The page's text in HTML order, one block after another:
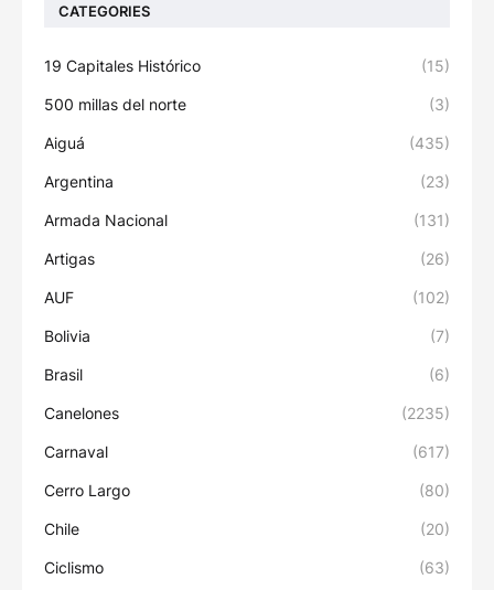
CATEGORIES
19 Capitales Histórico (15)
500 millas del norte (3)
Aiguá (435)
Argentina (23)
Armada Nacional (131)
Artigas (26)
AUF (102)
Bolivia (7)
Brasil (6)
Canelones (2235)
Carnaval (617)
Cerro Largo (80)
Chile (20)
Ciclismo (63)